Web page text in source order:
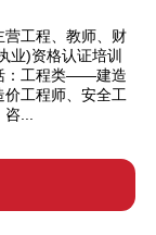
营工程、教师、财
业)资格认证培训
：工程类——建造
工程师、安全工
...